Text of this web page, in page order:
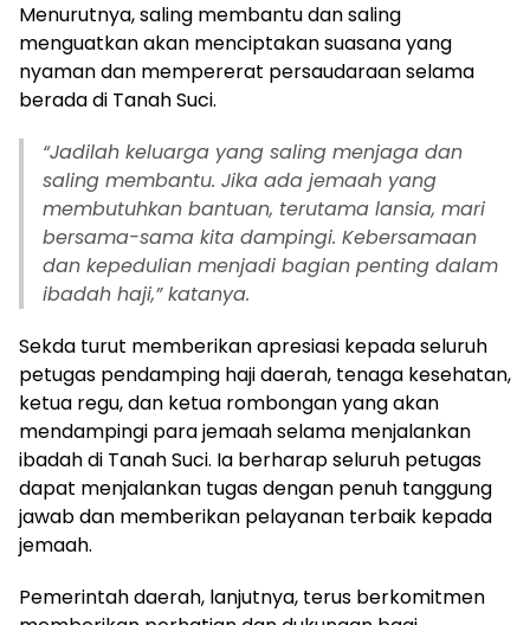
Menurutnya, saling membantu dan saling
menguatkan akan menciptakan suasana yang
nyaman dan mempererat persaudaraan selama
berada di Tanah Suci.
“Jadilah keluarga yang saling menjaga dan
saling membantu. Jika ada jemaah yang
membutuhkan bantuan, terutama lansia, mari
bersama-sama kita dampingi. Kebersamaan
dan kepedulian menjadi bagian penting dalam
ibadah haji,” katanya.
Sekda turut memberikan apresiasi kepada seluruh
petugas pendamping haji daerah, tenaga kesehatan,
ketua regu, dan ketua rombongan yang akan
mendampingi para jemaah selama menjalankan
ibadah di Tanah Suci. Ia berharap seluruh petugas
dapat menjalankan tugas dengan penuh tanggung
jawab dan memberikan pelayanan terbaik kepada
jemaah.
Pemerintah daerah, lanjutnya, terus berkomitmen